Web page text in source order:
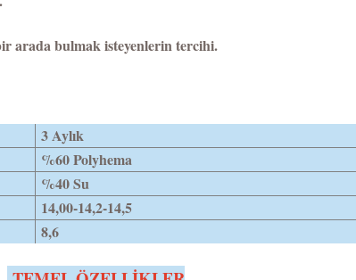
arada bulmak isteyenlerin tercihi.
3 Aylık
%60 Polyhema
%40 Su
14,00-14,2-14,5
8,6